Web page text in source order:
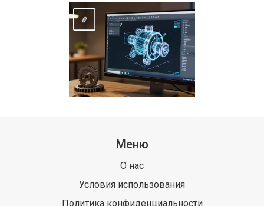
Меню
О нас
Условия использования
Политика конфиденциальности